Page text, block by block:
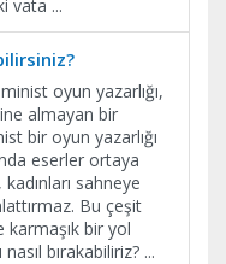
vata ...
oyun yazarlığı,
almayan bir
bir oyun yazarlığı
eserler ortaya
sahneye
Bu çeşit
karmaşık bir yol
bırakabiliriz? ...